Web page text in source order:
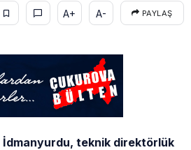
A+ A- PAYLAŞ
İdmanyurdu, teknik direktörlük